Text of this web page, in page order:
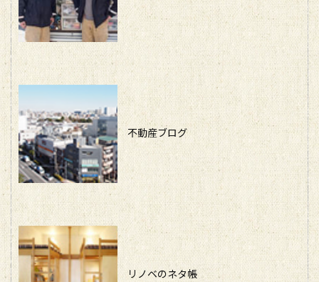
不動産ブログ
リノベのネタ帳